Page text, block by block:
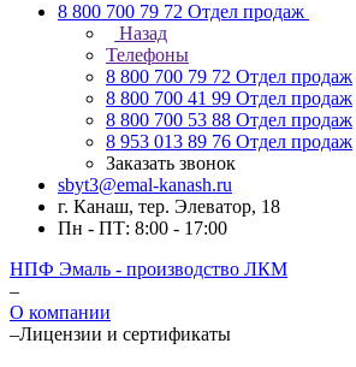
8 800 700 79 72 Отдел продаж
Назад
Телефоны
8 800 700 79 72 Отдел продаж
8 800 700 41 99 Отдел продаж
8 800 700 53 88 Отдел продаж
8 953 013 89 76 Отдел продаж
Заказать звонок
sbyt3@emal-kanash.ru
г. Канаш, тер. Элеватор, 18
Пн - ПТ: 8:00 - 17:00
НПФ Эмаль - производство ЛКМ
–
О компании
–Лицензии и сертификаты